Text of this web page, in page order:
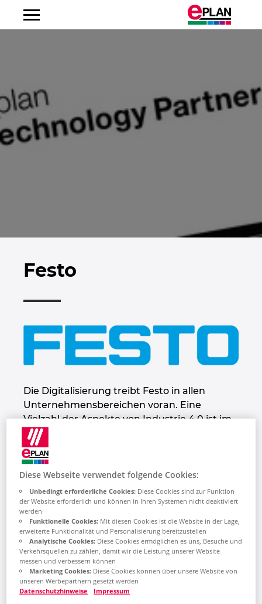
Festo
Die Digitalisierung treibt Festo in allen
Unternehmensbereichen voran. Eine
Vielzahl der Aspekte von Industrie 4.0 ist im
Unternehmen Festo heute bereits Realität.
Festo begleitet seine Kunden und
Mitarbeiter in die digitale Zukunft. Dafür
entwickelt das Unternehmen neue
zukunftsweisende Konzepte, die auf den
Dreiklang von innovativen und
energieeffizienten Technologien, intuitiver
Mensch-Maschine-Kollaboration sowie Aus-
und Weiterbildung setzen.
www.festo.com/group
Argentinien
Australien
Brunei
Bulgarien
Chile
China
China Taiwan
Dänemark
Deutschland
Finnland
Frankreich
Griechenland
Großbritannien
Indien
Indonesien
Diese Webseite verwendet folgende Cookies:
Unbedingt erforderliche Cookies:Diese Cookies sind zur Funktion
der Website erforderlich und können in Ihren Systemen nicht deaktiviert
werden
Funktionelle Cookies:Mit diesen Cookies ist die Website in der Lage,
erweiterte Funktionalität und Personalisierung bereitzustellen
Analytische Cookies:Diese Cookies ermöglichen es uns, Besuche und
Verkehrsquellen zu zählen, damit wir die Leistung unserer Website
messen und verbessern können
Marketing Cookies:Diese Cookies können über unsere Website von
unseren Werbepartnern gesetzt werden
Datenschutzhinweise
Impressum